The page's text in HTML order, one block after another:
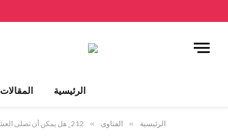
الرئيسية المقالات
الرئيسية » الفتاوى » 212_ هل يمكن أن تصلى العشاء الساعة الحادية عشر بالليل؟